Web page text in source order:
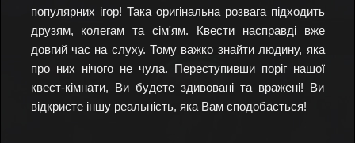
популярних ігор! Така оригінальна розвага підходить
друзям, колегам та сім'ям. Квести насправді вже
довгий час на слуху. Тому важко знайти людину, яка
про них нічого не чула. Переступивши поріг нашої
квест-кімнати, Ви будете здивовані та вражені! Ви
відкриєте іншу реальність, яка Вам сподобається!